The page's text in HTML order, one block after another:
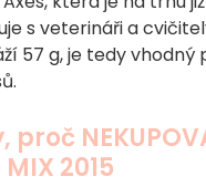
s veterináři a
57 g, je tedy vhodný
proč
2015